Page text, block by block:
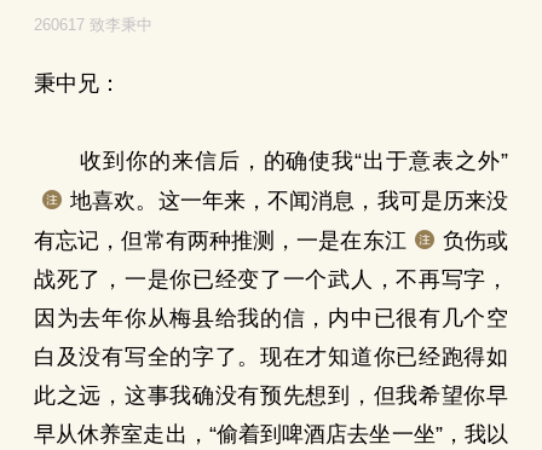
260617 致李秉中
秉中兄：
收到你的来信后，的确使我“出于意表之外”
地喜欢。这一年来，不闻消息，我可是历来没
有忘记，但常有两种推测，一是在东江
负伤或
战死了，一是你已经变了一个武人，不再写字，
因为去年你从梅县给我的信，内中已很有几个空
白及没有写全的字了。现在才知道你已经跑得如
此之远，这事我确没有预先想到，但我希望你早
早从休养室走出，“偷着到啤酒店去坐一坐”，我以